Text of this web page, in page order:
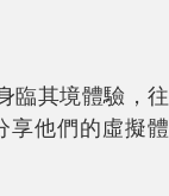
臨其境體驗，往
享他們的虛擬體